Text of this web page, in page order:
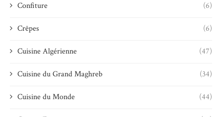
Confiture (6)
Crêpes (6)
Cuisine Algérienne (47)
Cuisine du Grand Maghreb (34)
Cuisine du Monde (44)